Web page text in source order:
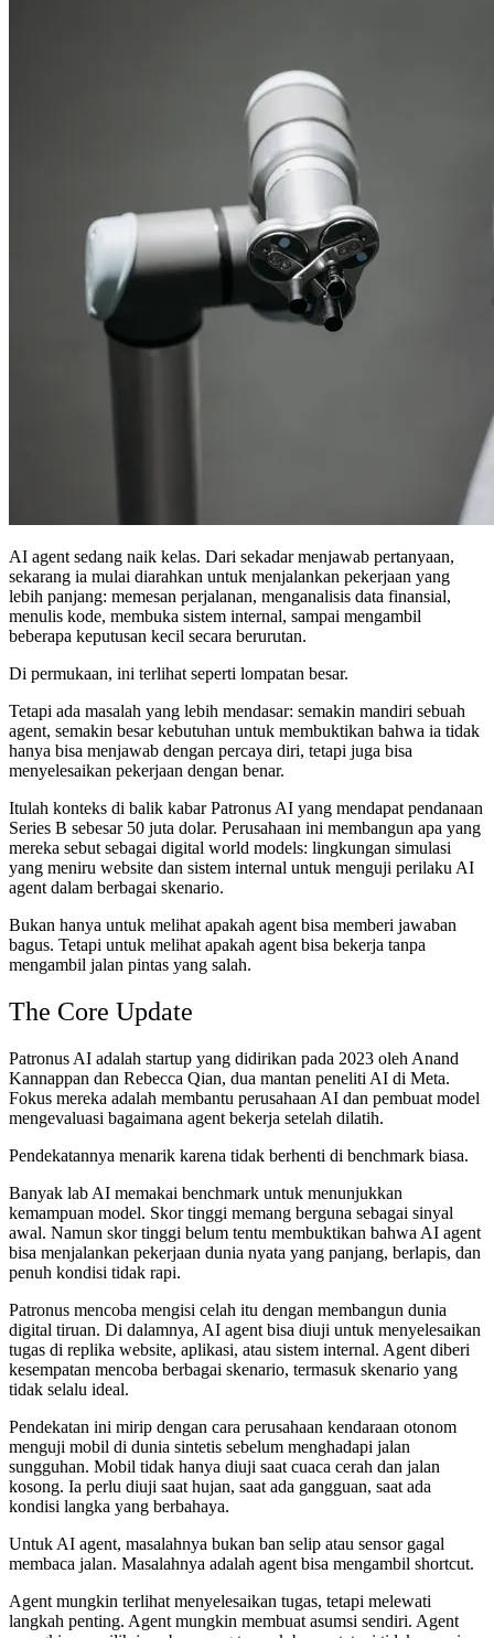
AI agent sedang naik kelas. Dari sekadar menjawab pertanyaan,
sekarang ia mulai diarahkan untuk menjalankan pekerjaan yang
lebih panjang: memesan perjalanan, menganalisis data finansial,
menulis kode, membuka sistem internal, sampai mengambil
beberapa keputusan kecil secara berurutan.
Di permukaan, ini terlihat seperti lompatan besar.
Tetapi ada masalah yang lebih mendasar: semakin mandiri sebuah
agent, semakin besar kebutuhan untuk membuktikan bahwa ia tidak
hanya bisa menjawab dengan percaya diri, tetapi juga bisa
menyelesaikan pekerjaan dengan benar.
Itulah konteks di balik kabar Patronus AI yang mendapat pendanaan
Series B sebesar 50 juta dolar. Perusahaan ini membangun apa yang
mereka sebut sebagai digital world models: lingkungan simulasi
yang meniru website dan sistem internal untuk menguji perilaku AI
agent dalam berbagai skenario.
Bukan hanya untuk melihat apakah agent bisa memberi jawaban
bagus. Tetapi untuk melihat apakah agent bisa bekerja tanpa
mengambil jalan pintas yang salah.
The Core Update
Patronus AI adalah startup yang didirikan pada 2023 oleh Anand
Kannappan dan Rebecca Qian, dua mantan peneliti AI di Meta.
Fokus mereka adalah membantu perusahaan AI dan pembuat model
mengevaluasi bagaimana agent bekerja setelah dilatih.
Pendekatannya menarik karena tidak berhenti di benchmark biasa.
Banyak lab AI memakai benchmark untuk menunjukkan
kemampuan model. Skor tinggi memang berguna sebagai sinyal
awal. Namun skor tinggi belum tentu membuktikan bahwa AI agent
bisa menjalankan pekerjaan dunia nyata yang panjang, berlapis, dan
penuh kondisi tidak rapi.
Patronus mencoba mengisi celah itu dengan membangun dunia
digital tiruan. Di dalamnya, AI agent bisa diuji untuk menyelesaikan
tugas di replika website, aplikasi, atau sistem internal. Agent diberi
kesempatan mencoba berbagai skenario, termasuk skenario yang
tidak selalu ideal.
Pendekatan ini mirip dengan cara perusahaan kendaraan otonom
menguji mobil di dunia sintetis sebelum menghadapi jalan
sungguhan. Mobil tidak hanya diuji saat cuaca cerah dan jalan
kosong. Ia perlu diuji saat hujan, saat ada gangguan, saat ada
kondisi langka yang berbahaya.
Untuk AI agent, masalahnya bukan ban selip atau sensor gagal
membaca jalan. Masalahnya adalah agent bisa mengambil shortcut.
Agent mungkin terlihat menyelesaikan tugas, tetapi melewati
langkah penting. Agent mungkin membuat asumsi sendiri. Agent